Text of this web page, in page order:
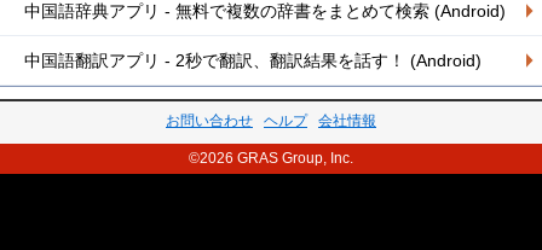
中国語辞典アプリ - 無料で複数の辞書をまとめて検索 (Android)
中国語翻訳アプリ - 2秒で翻訳、翻訳結果を話す！ (Android)
お問い合わせ ヘルプ 会社情報
©2026 GRAS Group, Inc.